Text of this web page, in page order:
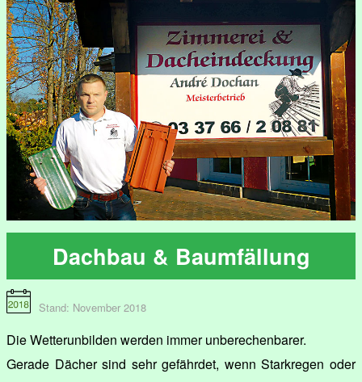
Dachbau & Baumfällung
Stand: November 2018
Die Wetterunbilden werden immer unberechenbarer.
Gerade Dächer sind sehr gefährdet, wenn Starkregen oder